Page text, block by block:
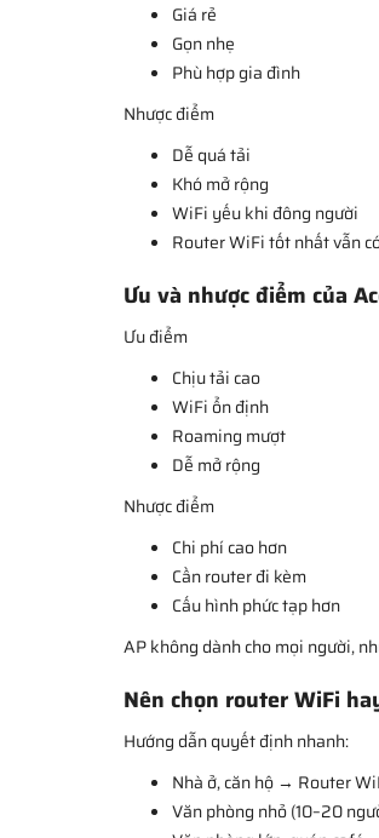
Giá rẻ
Gọn nhẹ
Phù hợp gia đình
Nhược điểm
Dễ quá tải
Khó mở rộng
WiFi yếu khi đông người
Router WiFi tốt nhất vẫn
Ưu và nhược điểm của
Ưu điểm
Chịu tải cao
WiFi ổn định
Roaming mượt
Dễ mở rộng
Nhược điểm
Chi phí cao hơn
Cần router đi kèm
Cấu hình phức tạp hơn
AP không dành cho mọi người,
Nên chọn router WiFi
Hướng dẫn quyết định nhanh:
Nhà ở, căn hộ → Router
Văn phòng nhỏ (10–20